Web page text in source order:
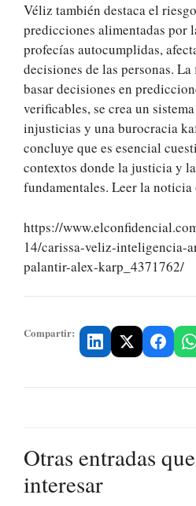
Véliz también destaca el
predicciones alimentadas por
profecías autocumplidas,
decisiones de las personas.
basar decisiones en
verificables, se crea un
injusticias y una burocracia
concluye que es esencial
contextos donde la justicia y
fundamentales. Leer la
https://
14/carissa-veliz-inteligencia-
palantir-alex-karp_4371762/
Compartir:
Otras entradas
interesar